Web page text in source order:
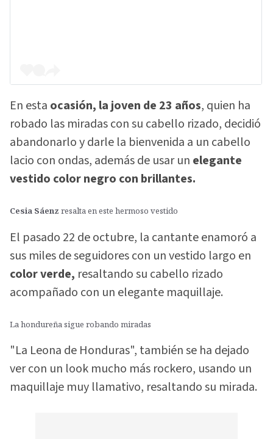
En esta ocasión, la joven de 23 años, quien ha
robado las miradas con su cabello rizado, decidió
abandonarlo y darle la bienvenida a un cabello
lacio con ondas, además de usar un elegante
vestido color negro con brillantes.
Cesia Sáenz resalta en este hermoso vestido
El pasado 22 de octubre, la cantante enamoró a
sus miles de seguidores con un vestido largo en
color verde, resaltando su cabello rizado
acompañado con un elegante maquillaje.
La hondureña sigue robando miradas
"La Leona de Honduras", también se ha dejado
ver con un look mucho más rockero, usando un
maquillaje muy llamativo, resaltando su mirada.